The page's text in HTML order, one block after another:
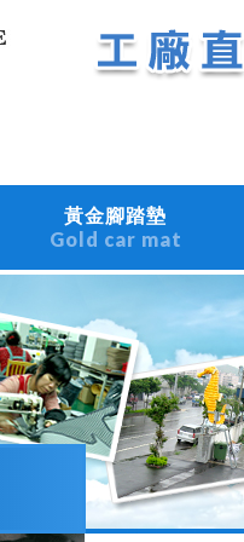
黃金腳踏墊
Gold car mat